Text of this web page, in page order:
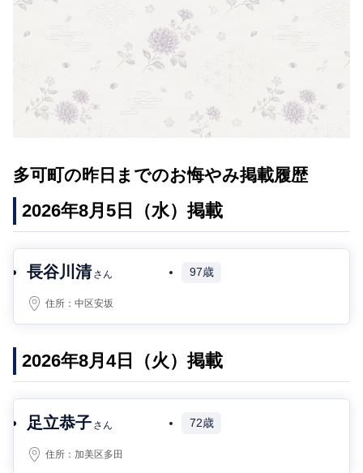
多可町の昨日までのお悔やみ掲載履歴
2026年8月5日（水）掲載
長谷川清 さん 97歳
住所：中区安坂
2026年8月4日（火）掲載
足立恭子 さん 72歳
住所： 加美区多田